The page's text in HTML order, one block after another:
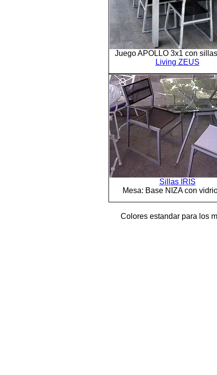
Juego APOLLO 3x1 con
Living ZEUS
Sillas IRIS
Mesa: Base NIZA con
Colores estandar para los